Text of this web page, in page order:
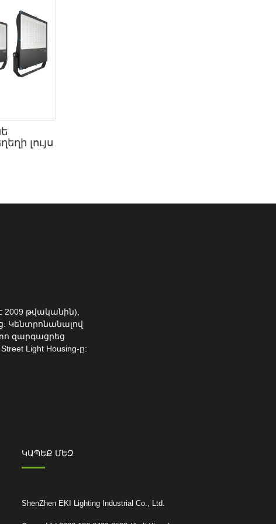
լույս
2009 թվականին),
Կենտրոնանալով
զարգացրեց
Light Housing-ը:
ԿԱՊԵՔ ՄԵԶ
ShenZhen EKI Lighting Industrial Co., Ltd.